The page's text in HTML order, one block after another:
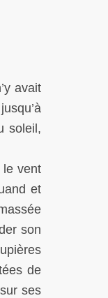
avait
soleil,
le vent
et
son
de
ses